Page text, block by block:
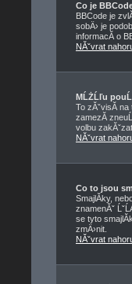
Co je
BBCode je
sobÄ› je
informacĂ­ o
NĂˇvrat
MĹŻĹľu
To zĂˇvisĂ­
zamezĂ­
volbu zakĂˇzat.
NĂˇvrat
Co to jsou
SmajlĂ­ky,
znamenĂˇ
se tyto
zmÄ›nit.
NĂˇvrat